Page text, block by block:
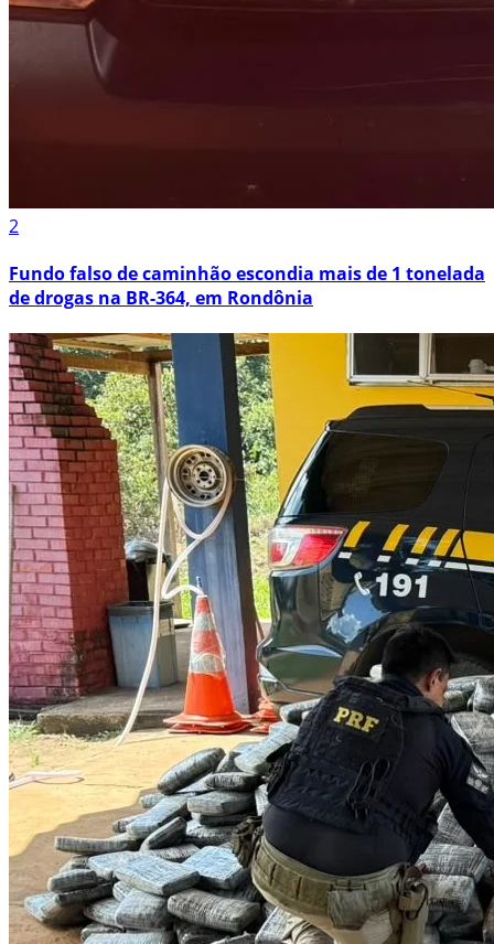
2
Fundo falso de caminhão escondia mais de 1 tonelada
de drogas na BR-364, em Rondônia